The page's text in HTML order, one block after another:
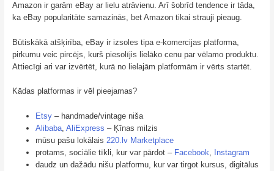
Amazon ir garām eBay ar lielu atrāvienu. Arī šobrīd tendence ir tāda,
ka eBay popularitāte samazinās, bet Amazon tikai strauji pieaug.
Būtiskākā atšķirība, eBay ir izsoles tipa e-komercijas platforma,
pirkumu veic pircējs, kurš piesolījis lielāko cenu par vēlamo produktu.
Attiecīgi ari var izvērtēt, kurā no lielajām platformām ir vērts startēt.
Kādas platformas ir vēl pieejamas?
Etsy– handmade/vintage niša
Alibaba, AliExpress – Ķīnas milzis
mūsu pašu lokālais 220.lv Marketplace
protams, sociālie tīkli, kur var pārdot – Facebook
Instagram
daudz un dažādu nišu platformu, kur var tirgot kursus, digitālus